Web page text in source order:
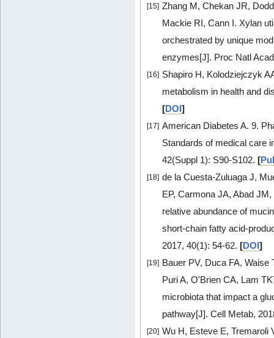
[15] Zhang M, Chekan JR,
Mackie RI, Cann I. Xylan
orchestrated by unique
enzymes[J]. Proc Natl
[16] Shapiro H, Kolodziejczyk
metabolism in health and
[DOI]
[17] American Diabetes A. 9.
Standards of medical care
42(Suppl 1): S90-S102. [
[18] de la Cuesta-Zuluaga J,
EP, Carmona JA, Abad
relative abundance of
short-chain fatty acid-
2017, 40(1): 54-62. [DOI]
[19] Bauer PV, Duca FA,
Puri A, O'Brien CA, Lam
microbiota that impact a
pathway[J]. Cell Metab,
[20] Wu H, Esteve E, Tremaroli